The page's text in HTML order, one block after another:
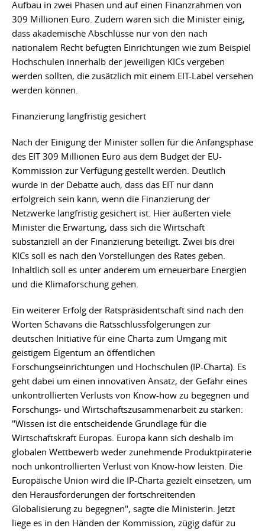
Aufbau in zwei Phasen und auf einen Finanzrahmen von
309 Millionen Euro. Zudem waren sich die Minister einig,
dass akademische Abschlüsse nur von den nach
nationalem Recht befugten Einrichtungen wie zum Beispiel
Hochschulen innerhalb der jeweiligen KICs vergeben
werden sollten, die zusätzlich mit einem EIT-Label versehen
werden können.
Finanzierung langfristig gesichert
Nach der Einigung der Minister sollen für die Anfangsphase
des EIT 309 Millionen Euro aus dem Budget der EU-
Kommission zur Verfügung gestellt werden. Deutlich
wurde in der Debatte auch, dass das EIT nur dann
erfolgreich sein kann, wenn die Finanzierung der
Netzwerke langfristig gesichert ist. Hier äußerten viele
Minister die Erwartung, dass sich die Wirtschaft
substanziell an der Finanzierung beteiligt. Zwei bis drei
KICs soll es nach den Vorstellungen des Rates geben.
Inhaltlich soll es unter anderem um erneuerbare Energien
und die Klimaforschung gehen.
Ein weiterer Erfolg der Ratspräsidentschaft sind nach den
Worten Schavans die Ratsschlussfolgerungen zur
deutschen Initiative für eine Charta zum Umgang mit
geistigem Eigentum an öffentlichen
Forschungseinrichtungen und Hochschulen (IP-Charta). Es
geht dabei um einen innovativen Ansatz, der Gefahr eines
unkontrollierten Verlusts von Know-how zu begegnen und
Forschungs- und Wirtschaftszusammenarbeit zu stärken:
"Wissen ist die entscheidende Grundlage für die
Wirtschaftskraft Europas. Europa kann sich deshalb im
globalen Wettbewerb weder zunehmende Produktpiraterie
noch unkontrollierten Verlust von Know-how leisten. Die
Europäische Union wird die IP-Charta gezielt einsetzen, um
den Herausforderungen der fortschreitenden
Globalisierung zu begegnen", sagte die Ministerin. Jetzt
liege es in den Händen der Kommission, zügig dafür zu